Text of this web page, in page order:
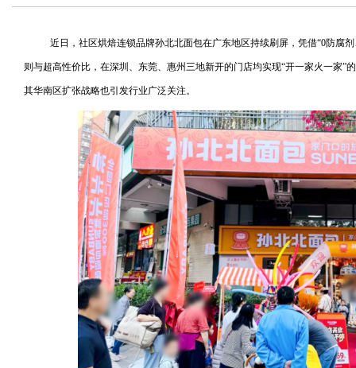
近日，社区烘焙连锁品牌孙北北面包在广东地区持续刷屏，凭借“0防腐
则与超高性价比，在深圳、东莞、惠州三地新开的门店均实现“开一家火一家”
其华南区扩张战略也引发行业广泛关注。